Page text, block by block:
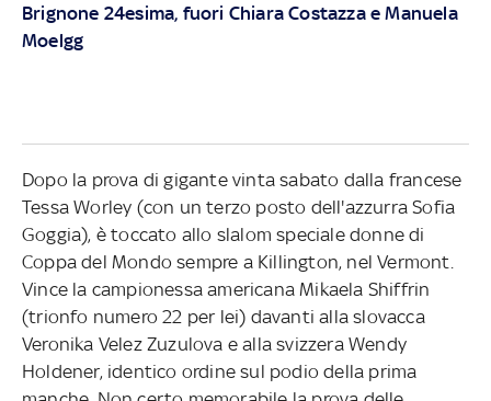
Brignone 24esima, fuori Chiara Costazza e Manuela
Moelgg
Dopo la prova di gigante vinta sabato dalla francese
Tessa Worley (con un terzo posto dell'azzurra Sofia
Goggia), è toccato allo slalom speciale donne di
Coppa del Mondo sempre a Killington, nel Vermont.
Vince la campionessa americana Mikaela Shiffrin
(trionfo numero 22 per lei) davanti alla slovacca
Veronika Velez Zuzulova e alla svizzera Wendy
Holdener, identico ordine sul podio della prima